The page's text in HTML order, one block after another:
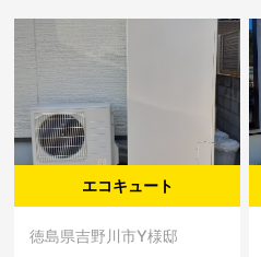
エコキュート
徳島県吉野川市Y様邸